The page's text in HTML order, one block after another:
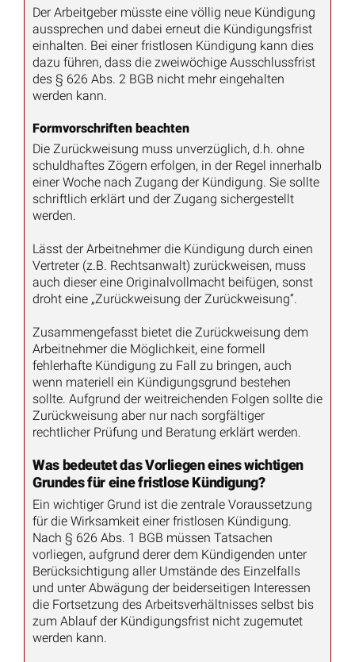
Der Arbeitgeber müsste eine völlig neue Kündigung
aussprechen und dabei erneut die Kündigungsfrist
einhalten. Bei einer fristlosen Kündigung kann dies
dazu führen, dass die zweiwöchige Ausschlussfrist
des § 626 Abs. 2 BGB nicht mehr eingehalten
werden kann.
Formvorschriften beachten
Die Zurückweisung muss unverzüglich, d.h. ohne
schuldhaftes Zögern erfolgen, in der Regel innerhalb
einer Woche nach Zugang der Kündigung. Sie sollte
schriftlich erklärt und der Zugang sichergestellt
werden.
Lässt der Arbeitnehmer die Kündigung durch einen
Vertreter (z.B. Rechtsanwalt) zurückweisen, muss
auch dieser eine Originalvollmacht beifügen, sonst
droht eine „Zurückweisung der Zurückweisung“.
Zusammengefasst bietet die Zurückweisung dem
Arbeitnehmer die Möglichkeit, eine formell
fehlerhafte Kündigung zu Fall zu bringen, auch
wenn materiell ein Kündigungsgrund bestehen
sollte. Aufgrund der weitreichenden Folgen sollte die
Zurückweisung aber nur nach sorgfältiger
rechtlicher Prüfung und Beratung erklärt werden.
Was bedeutet das Vorliegen eines wichtigen
Grundes für eine fristlose Kündigung?
Ein wichtiger Grund ist die zentrale Voraussetzung
für die Wirksamkeit einer fristlosen Kündigung.
Nach § 626 Abs. 1 BGB müssen Tatsachen
vorliegen, aufgrund derer dem Kündigenden unter
Berücksichtigung aller Umstände des Einzelfalls
und unter Abwägung der beiderseitigen Interessen
die Fortsetzung des Arbeitsverhältnisses selbst bis
zum Ablauf der Kündigungsfrist nicht zugemutet
werden kann.